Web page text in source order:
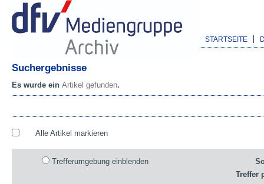
STARTSEITE
Suchergebnisse
Es wurde ein Artikel gefunden.
Alle Artikel markieren
Trefferumgebung einblenden
Treffer